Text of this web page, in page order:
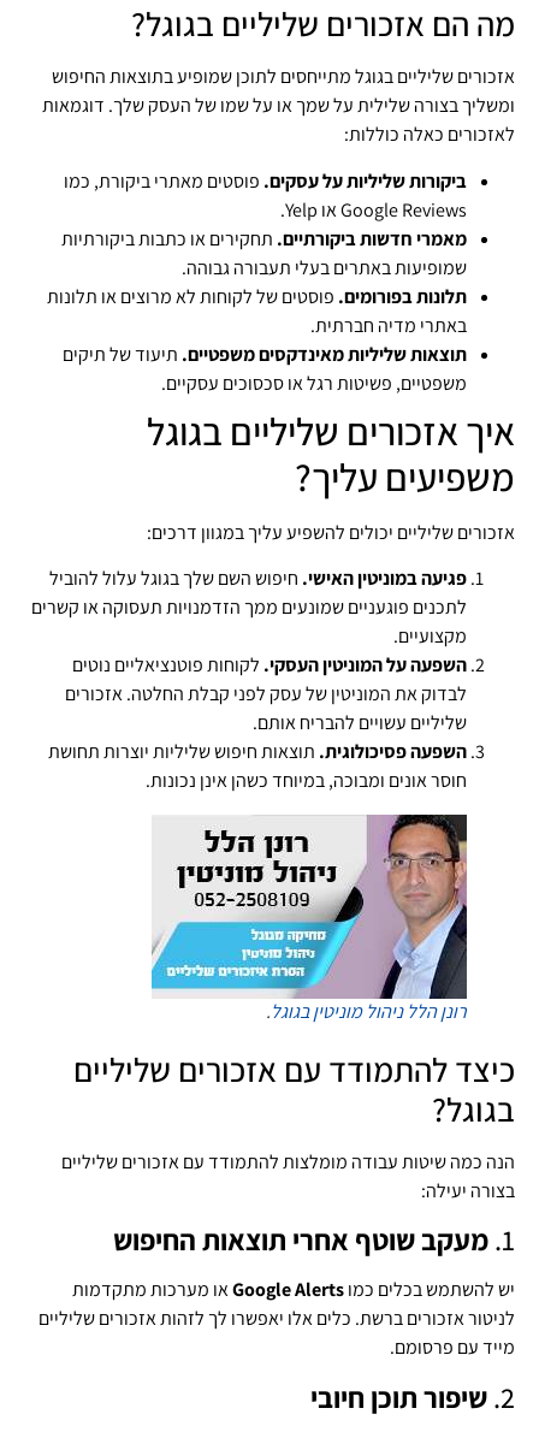
מה הם אזכורים שליליים בגוגל?
אזכורים שליליים בגוגל מתייחסים לתוכן שמופיע בתוצאות החיפוש
ומשליך בצורה שלילית על שמך או על שמו של העסק שלך. דוגמאות
לאזכורים כאלה כוללות:
ביקורות שליליות על עסקים. פוסטים מאתרי ביקורת, כמו
Google Reviews או Yelp.
מאמרי חדשות ביקורתיים. תחקירים או כתבות ביקורתיות
שמופיעות באתרים בעלי תעבורה גבוהה.
תלונות בפורומים. פוסטים של לקוחות לא מרוצים או תלונות
באתרי מדיה חברתית.
תוצאות שליליות מאינדקסים משפטיים. תיעוד של תיקים
משפטיים, פשיטות רגל או סכסוכים עסקיים.
איך אזכורים שליליים בגוגל
משפיעים עליך?
אזכורים שליליים יכולים להשפיע עליך במגוון דרכים:
פגיעה במוניטין האישי. חיפוש השם שלך בגוגל עלול להוביל
לתכנים פוגעניים שמונעים ממך הזדמנויות תעסוקה או קשרים
מקצועיים.
השפעה על המוניטין העסקי. לקוחות פוטנציאליים נוטים
לבדוק את המוניטין של עסק לפני קבלת החלטה. אזכורים
שליליים עשויים להבריח אותם.
השפעה פסיכולוגית. תוצאות חיפוש שליליות יוצרות תחושת
חוסר אונים ומבוכה, במיוחד כשהן אינן נכונות.
רונן הלל ניהול מוניטין בגוגל.
כיצד להתמודד עם אזכורים שליליים
בגוגל?
הנה כמה שיטות עבודה מומלצות להתמודד עם אזכורים שליליים
בצורה יעילה:
1. מעקב שוטף אחרי תוצאות החיפוש
יש להשתמש בכלים כמוGoogle Alertsאו מערכות מתקדמות
לניטור אזכורים ברשת. כלים אלו יאפשרו לך לזהות אזכורים שליליים
מייד עם פרסומם.
2. שיפור תוכן חיובי